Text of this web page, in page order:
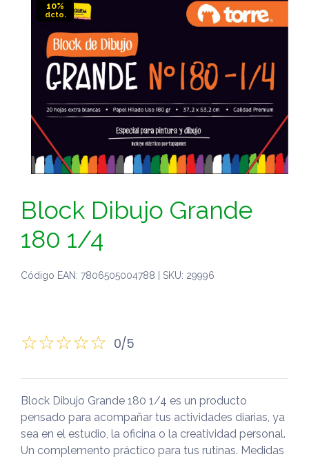
10%
Block Dibujo Grande
180 1/4
Código EAN: 7806505004788 | SKU: 29996
0/5
Block Dibujo Grande 180 1/4 es un producto
pensado para acompañar tus actividades diarias, ya
sea en el estudio, la oficina o la creatividad personal.
Un complemento práctico para tus rutinas. Medidas